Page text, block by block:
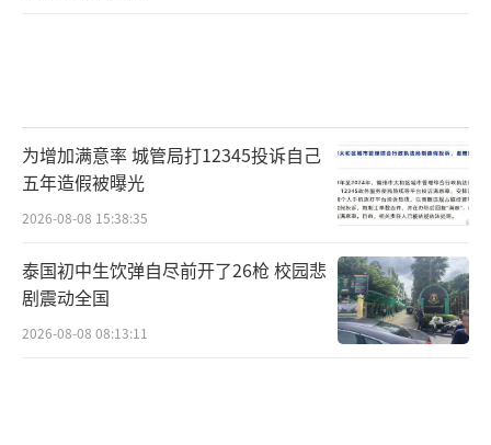
为增加满意率 城管局打12345投诉自己
五年造假被曝光
2026-08-08 15:38:35
泰国初中生饮弹自尽前开了26枪 校园悲
剧震动全国
2026-08-08 08:13:11